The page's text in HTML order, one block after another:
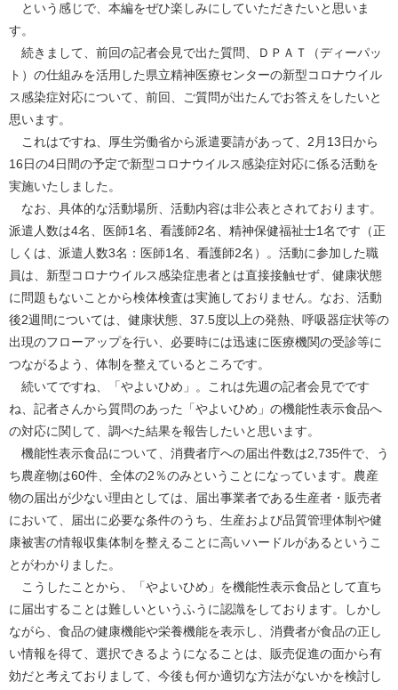
という感じで、本編をぜひ楽しみにしていただきたいと思いま
す。
続きまして、前回の記者会見で出た質問、ＤＰＡＴ（ディーパッ
ト）の仕組みを活用した県立精神医療センターの新型コロナウイル
ス感染症対応について、前回、ご質問が出たんでお答えをしたいと
思います。
これはですね、厚生労働省から派遣要請があって、2月13日から
16日の4日間の予定で新型コロナウイルス感染症対応に係る活動を
実施いたしました。
なお、具体的な活動場所、活動内容は非公表とされております。
派遣人数は4名、医師1名、看護師2名、精神保健福祉士1名です（正
しくは、派遣人数3名：医師1名、看護師2名）。活動に参加した職
員は、新型コロナウイルス感染症患者とは直接接触せず、健康状態
に問題もないことから検体検査は実施しておりません。なお、活動
後2週間については、健康状態、37.5度以上の発熱、呼吸器症状等の
出現のフローアップを行い、必要時には迅速に医療機関の受診等に
つながるよう、体制を整えているところです。
続いてですね、「やよいひめ」。これは先週の記者会見でです
ね、記者さんから質問のあった「やよいひめ」の機能性表示食品へ
の対応に関して、調べた結果を報告したいと思います。
機能性表示食品について、消費者庁への届出件数は2,735件で、う
ち農産物は60件、全体の2％のみということになっています。農産
物の届出が少ない理由としては、届出事業者である生産者・販売者
において、届出に必要な条件のうち、生産および品質管理体制や健
康被害の情報収集体制を整えることに高いハードルがあるというこ
とがわかりました。
こうしたことから、「やよいひめ」を機能性表示食品として直ち
に届出することは難しいというふうに認識をしております。しかし
ながら、食品の健康機能や栄養機能を表示し、消費者が食品の正し
い情報を得て、選択できるようになることは、販売促進の面から有
効だと考えておりまして、今後も何か適切な方法がないかを検討し